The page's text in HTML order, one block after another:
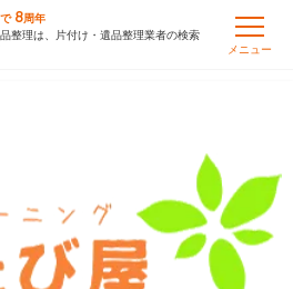
8周年
整理は、片付け・遺品整理業者の検索
メニュー